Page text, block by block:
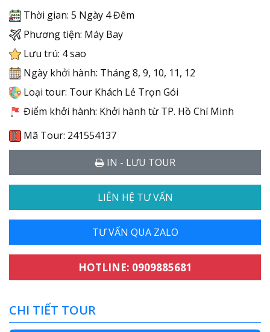
Thời gian: 5 Ngày 4 Đêm
Phương tiện: Máy Bay
Lưu trú: 4 sao
Ngày khởi hành: Tháng 8, 9, 10, 11, 12
Loại tour: Tour Khách Lẻ Trọn Gói
Điểm khởi hành: Khởi hành từ TP. Hồ Chí Minh
Mã Tour: 241554137
IN - LƯU TOUR
LIÊN HỆ TƯ VẤN
TƯ VẤN QUA ZALO
HOTLINE: 0909885681
CHI TIẾT TOUR